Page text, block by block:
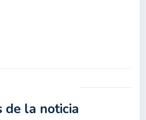
de la noticia